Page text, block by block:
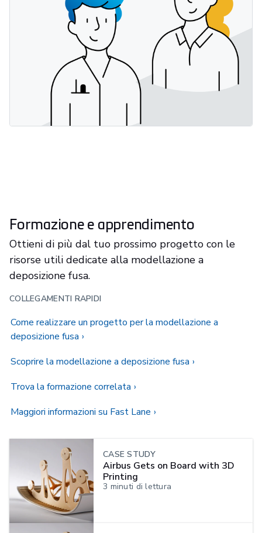
Formazione e apprendimento
Ottieni di più dal tuo prossimo progetto con le
risorse utili dedicate alla modellazione a
deposizione fusa.
COLLEGAMENTI RAPIDI
Come realizzare un progetto per la modellazione a
deposizione fusa
Scoprire la modellazione a deposizione fusa
Trova la formazione correlata
Maggiori informazioni su Fast Lane
CASE STUDY
Airbus Gets on Board with 3D
Printing
3 minuti di lettura